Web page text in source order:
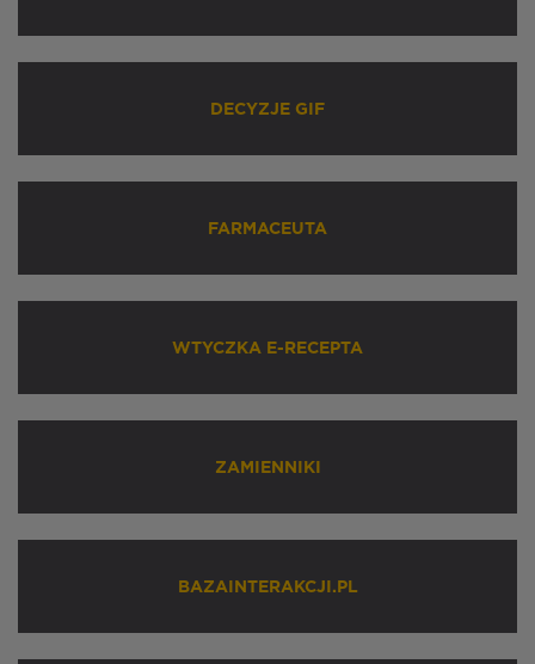
DECYZJE GIF
FARMACEUTA
WTYCZKA E-RECEPTA
ZAMIENNIKI
BAZAINTERAKCJI.PL